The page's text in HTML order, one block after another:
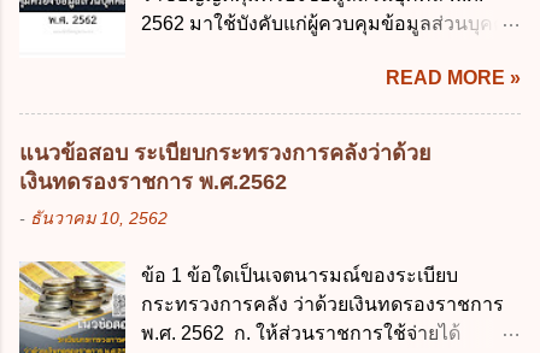
การบริหารงานภาครัฐและการจัดทำบริการ
สาธารณะในรูปแบบดิจิทัล ข้อ 4 กรรมการ
พัฒนารัฐบาลดิจิทัลโดยตำแหน่ง ม...
มารดา 2.2 บิดาหรือมารดา ซึ่งเป็นผู้ใช้
กฎหมายแพ่งและพาณิชย์ 2.4 บุคคลที่เด็ก
อยู่ด้วยเป็นประจำหรือที่เด็กอยู่รับใช้การงาน
3. ผู้ปกครองดังกล่าว มีหน้าที่ ส่งเด็กเข้าเรียน
ในสถานศึกษาในวันแรกของการเปิดเรียนภาค
การเปิดเรียนภาคต้น ถ้าสถานศึกษายังมิไ...
2562 มาใช้บังคับแก่ผู้ควบคุมข้อมูลส่วนบุคคล
ข. พระราชกำหนด ค. พระราชกฤษฎีกา ง. กฎ
กระทรวง ข้อ 2 กฎหมายตามข้อ 1 กำหนด
หน่วยงานและกิจการใดที่ผู้ควบคุมข้อมูลส่วน
รัฐทุกแห่ง ข. กิจการด้านการศึกษา ค. กิจการ
ข้อ 3 โดยหลัก ทั่วไป พระราชบัญญัติคุ้มครอง
ข้อมูลส่วนบุคคล พ.ศ. 2562 ใช้บังคับตั้งแต่วัน
ใด ก. 26 พฤษภาคม 2562 ข. 27 พฤษภาคม
READ MORE »
แนวข้อสอบ ระเบียบกระทรวงการคลังว่าด้วย
เงินทดรองราชการ พ.ศ.2562
- ธันวาคม 10, 2562
ข้อ 1 ข้อใดเป็นเจตนารมณ์ของระเบียบ
กระทรวงการคลัง ว่าด้วยเงินทดรองราชการ
พ.ศ. 2562 ก. ให้ส่วนราชการใช้จ่ายได้